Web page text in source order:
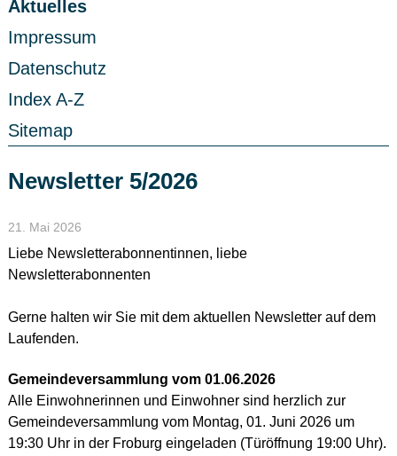
Aktuelles
Impressum
Datenschutz
Index A-Z
Sitemap
Newsletter 5/2026
21. Mai 2026
Liebe Newsletterabonnentinnen, liebe
Newsletterabonnenten
Gerne halten wir Sie mit dem aktuellen Newsletter auf dem
Laufenden.
Gemeindeversammlung vom 01.06.2026
Alle Einwohnerinnen und Einwohner sind herzlich zur
Gemeindeversammlung vom Montag, 01. Juni 2026 um
19:30 Uhr in der Froburg eingeladen (Türöffnung 19:00 Uhr).